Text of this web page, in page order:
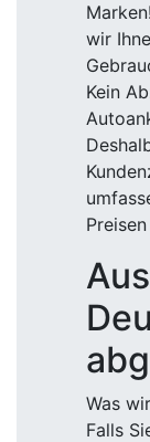
wir
Kein
Was
Falls